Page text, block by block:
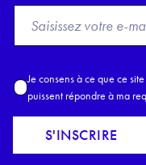
o
E
a
l
A
c
c
r
Je consens à ce que ce
puissent répondre à ma
S'INSCRIRE